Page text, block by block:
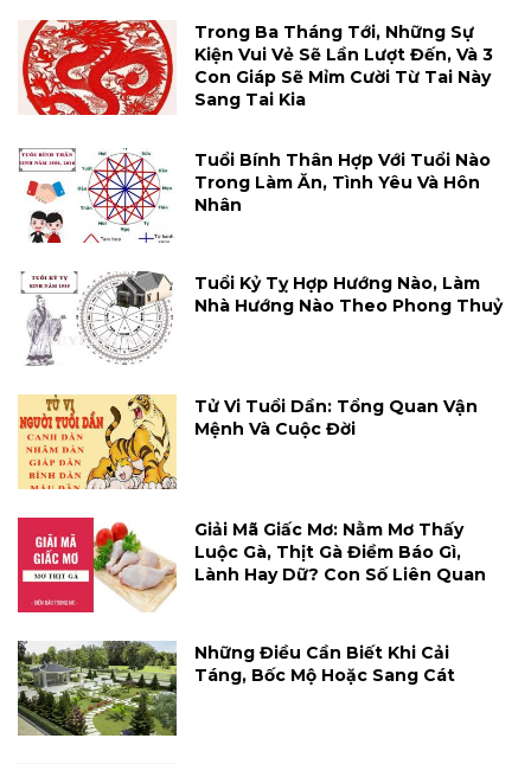
Trong Ba Tháng Tới, Những Sự
Kiện Vui Vẻ Sẽ Lần Lượt Đến, Và 3
Con Giáp Sẽ Mỉm Cười Từ Tai Này
Sang Tai Kia
Tuổi Bính Thân Hợp Với Tuổi Nào
Trong Làm Ăn, Tình Yêu Và Hôn
Nhân
Tuổi Kỷ Tỵ Hợp Hướng Nào, Làm
Nhà Hướng Nào Theo Phong Thuỷ
Tử Vi Tuổi Dần: Tổng Quan Vận
Mệnh Và Cuộc Đời
Giải Mã Giấc Mơ: Nằm Mơ Thấy
Luộc Gà, Thịt Gà Điềm Báo Gì,
Lành Hay Dữ? Con Số Liên Quan
Những Điều Cần Biết Khi Cải
Táng, Bốc Mộ Hoặc Sang Cát